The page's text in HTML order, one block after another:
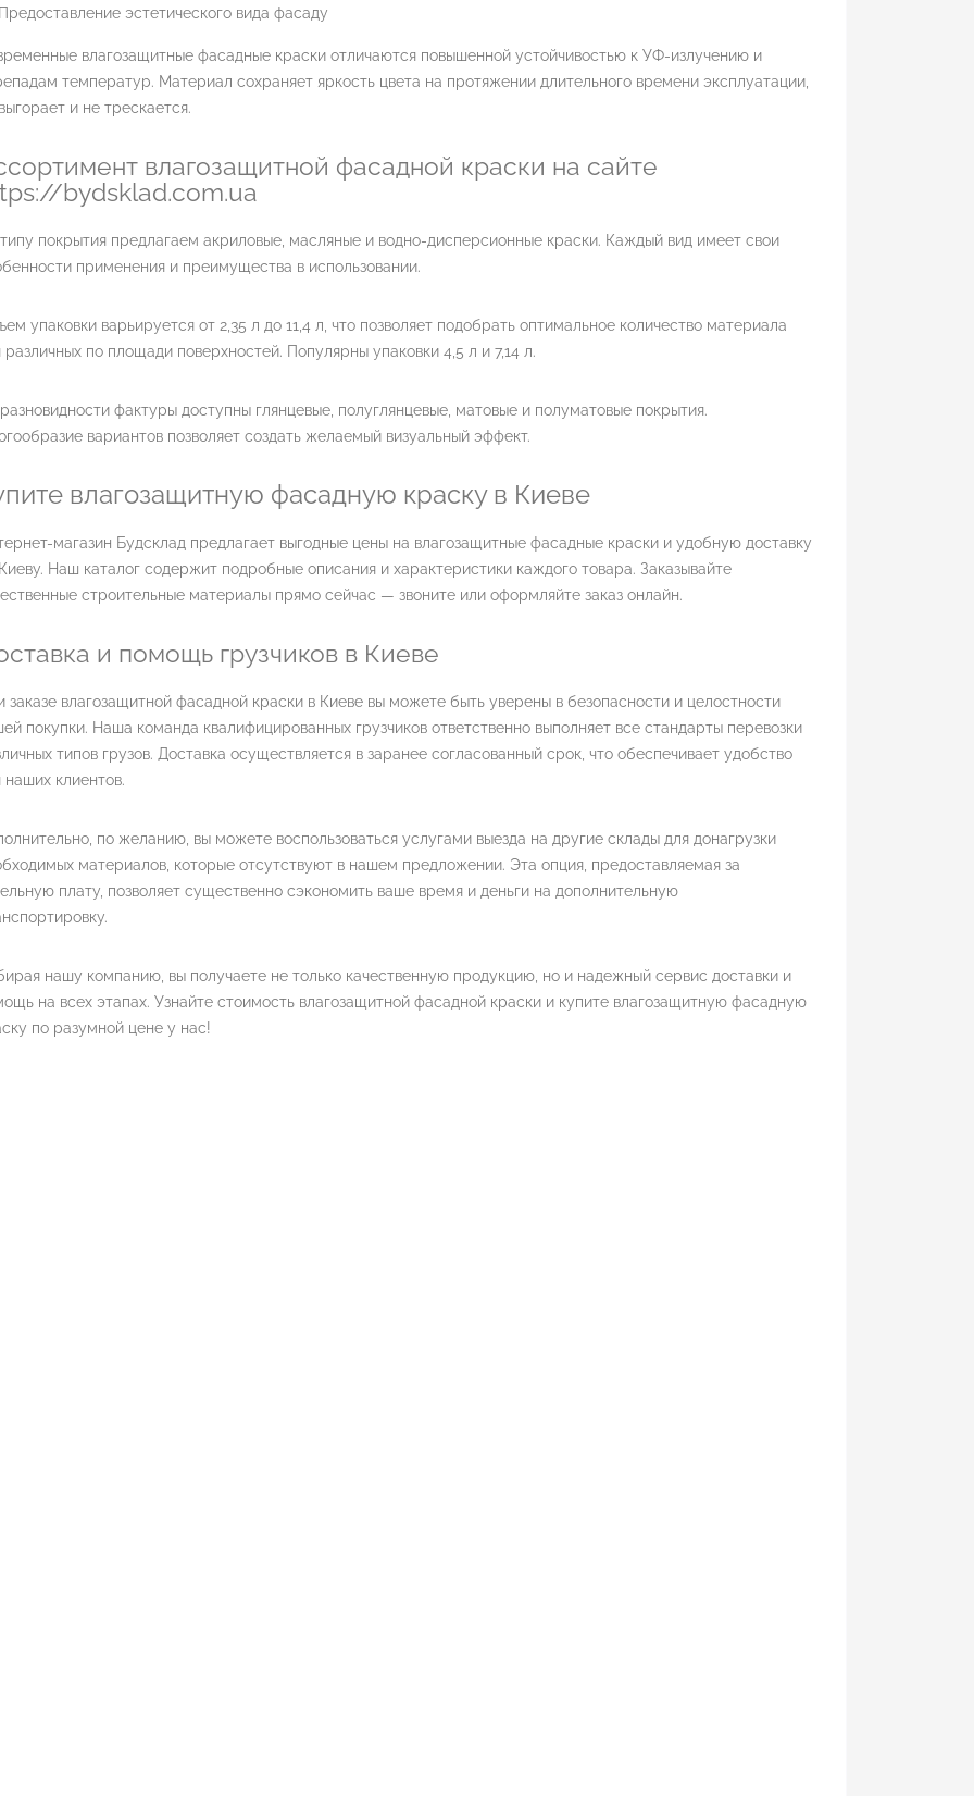
Предоставление эстетического вида фасаду
влагозащитные фасадные краски отличаются повышенной устойчивостью к УФ-излучению и
температур. Материал сохраняет яркость цвета на протяжении длительного времени эксплуатации,
и не трескается.
влагозащитной фасадной краски на сайте
bydsklad.com.ua
покрытия предлагаем акриловые, масляные и водно-дисперсионные краски. Каждый вид имеет свои
применения и преимущества в использовании.
упаковки варьируется от 2,35 л до 11,4 л, что позволяет подобрать оптимальное количество материала
различных по площади поверхностей. Популярны упаковки 4,5 л и 7,14 л.
фактуры доступны глянцевые, полуглянцевые, матовые и полуматовые покрытия.
вариантов позволяет создать желаемый визуальный эффект.
влагозащитную фасадную краску в Киеве
магазин Будсклад предлагает выгодные цены на влагозащитные фасадные краски и удобную доставку
Наш каталог содержит подробные описания и характеристики каждого товара. Заказывайте
строительные материалы прямо сейчас — звоните или оформляйте заказ онлайн.
и помощь грузчиков в Киеве
заказе влагозащитной фасадной краски в Киеве вы можете быть уверены в безопасности и целостности
покупки. Наша команда квалифицированных грузчиков ответственно выполняет все стандарты перевозки
типов грузов. Доставка осуществляется в заранее согласованный срок, что обеспечивает удобство
наших клиентов.
по желанию, вы можете воспользоваться услугами выезда на другие склады для донагрузки
материалов, которые отсутствуют в нашем предложении. Эта опция, предоставляемая за
плату, позволяет существенно сэкономить ваше время и деньги на дополнительную
нашу компанию, вы получаете не только качественную продукцию, но и надежный сервис доставки и
на всех этапах. Узнайте стоимость влагозащитной фасадной краски и купите влагозащитную фасадную
по разумной цене у нас!